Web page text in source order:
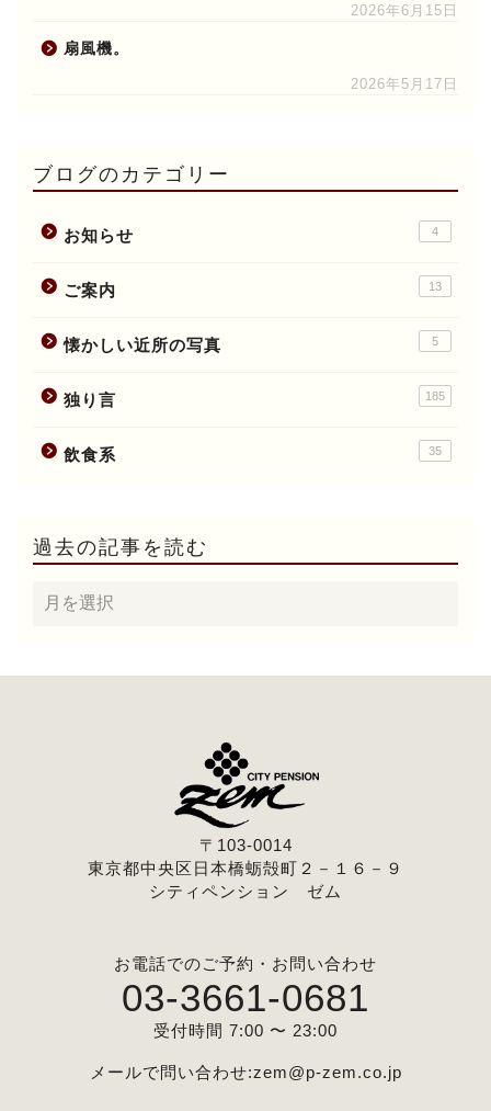
2026年6月15日
扇風機。
2026年5月17日
ブログのカテゴリー
お知らせ 4
ご案内 13
懐かしい近所の写真 5
独り言 185
飲食系 35
過去の記事を読む
〒103-0014
東京都中央区日本橋蛎殻町２－１６－９
シティペンション ゼム
お電話でのご予約・お問い合わせ
03-3661-0681
受付時間 7:00 〜 23:00
メールで問い合わせ:zem@p-zem.co.jp